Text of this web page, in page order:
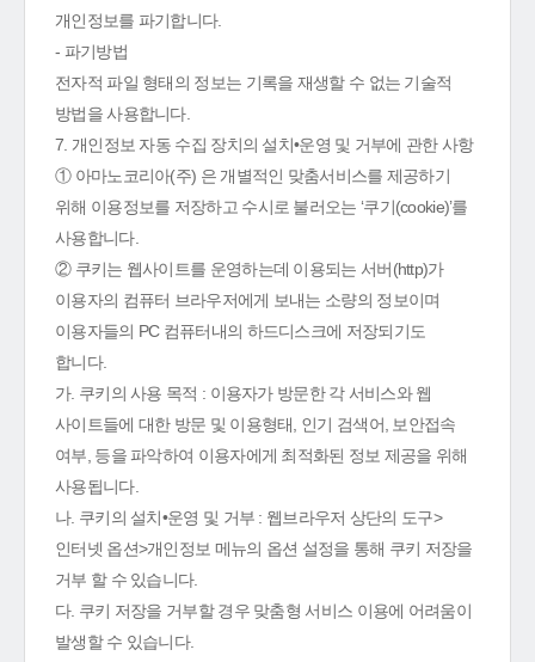
개인정보를 파기합니다.
- 파기방법
전자적 파일 형태의 정보는 기록을 재생할 수 없는 기술적
방법을 사용합니다.
7. 개인정보 자동 수집 장치의 설치•운영 및 거부에 관한 사항
① 아마노코리아(주) 은 개별적인 맞춤서비스를 제공하기
위해 이용정보를 저장하고 수시로 불러오는 ‘쿠기(cookie)’를
사용합니다.
② 쿠키는 웹사이트를 운영하는데 이용되는 서버(http)가
이용자의 컴퓨터 브라우저에게 보내는 소량의 정보이며
이용자들의 PC 컴퓨터내의 하드디스크에 저장되기도
합니다.
가. 쿠키의 사용 목적 : 이용자가 방문한 각 서비스와 웹
사이트들에 대한 방문 및 이용형태, 인기 검색어, 보안접속
여부, 등을 파악하여 이용자에게 최적화된 정보 제공을 위해
사용됩니다.
나. 쿠키의 설치•운영 및 거부 : 웹브라우저 상단의 도구>
인터넷 옵션>개인정보 메뉴의 옵션 설정을 통해 쿠키 저장을
거부 할 수 있습니다.
다. 쿠키 저장을 거부할 경우 맞춤형 서비스 이용에 어려움이
발생할 수 있습니다.